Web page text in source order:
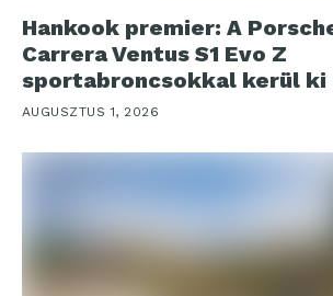
Hankook premier: A
Carrera Ventus S1 Evo Z
sportabroncsokkal kerül ki
AUGUSZTUS 1, 2026